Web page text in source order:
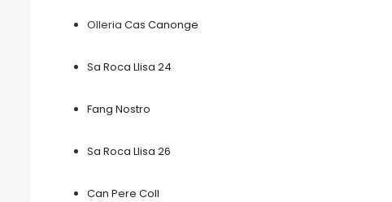
Olleria Cas Canonge
Sa Roca Llisa 24
Fang Nostro
Sa Roca Llisa 26
Can Pere Coll